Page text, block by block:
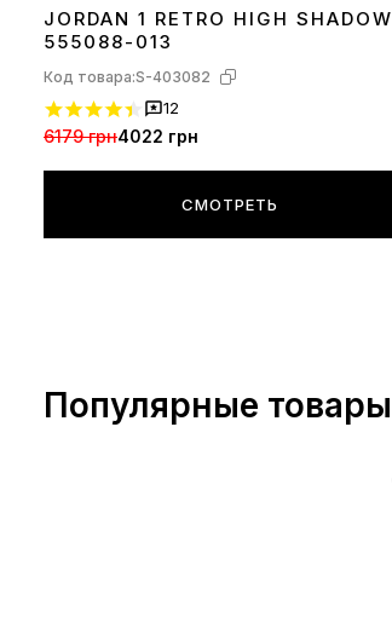
373844
JORDAN 1 RETRO HIGH SHADOW
555088-013
Код товара:S-403082
12
6179 грн4022 грн
СМОТРЕТЬ
Популярные товары